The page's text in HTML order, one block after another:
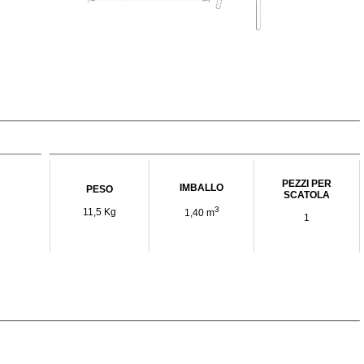
PESO
11,5 Kg
IMBALLO
1,40 m3
PEZZI PER
SCATOLA
1